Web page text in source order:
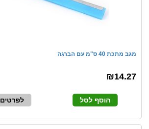
מגב מתכת 40 ס"מ עם הברגה
₪14.27
הוסף לסל לפרטים